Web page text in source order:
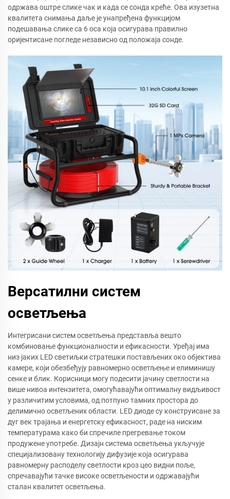
одржава оштре слике чак и када се сонда креће. Ова изузетна
квалитета снимања даље је унапређена функцијом
подешавања слике са 6 оса која осигурава правилно
оријентисане погледе независно од положаја сонде.
Версатилни систем
осветљења
Интегрисани систем осветљења представља вешто
комбиновање функционалности и ефикасности. Уређај има
низ јаких LED светиљки стратешки постављених око објектива
камере, који обезбеђују равномерно осветљење и елиминишу
сенке и блик. Корисници могу подесити јачину светлости на
више нивоа интензитета, омогућавајући оптималну видљивост
у различитим условима, од потпуно тамних простора до
делимично осветљених области. LED диоде су конструисане за
дуг век трајања и енергетску ефикасност, раде на ниским
температурама како би спречиле прегревање током
продужене употребе. Дизајн система осветљења укључује
специјализовану технологију дифузије која осигурава
равномерну расподелу светлости кроз цео видни поље,
спречавајући тачке високе осветљености и одржавајући
сталан квалитет осветљења.